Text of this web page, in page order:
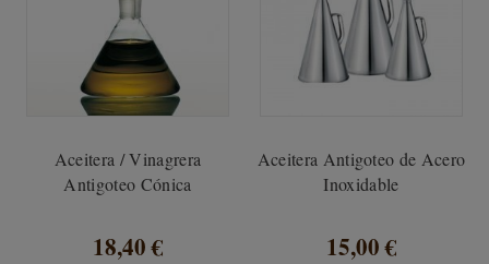
Aceitera / Vinagrera
Antigoteo Cónica
18,40 €
Aceitera Antigoteo de Acero
Inoxidable
15,00 €